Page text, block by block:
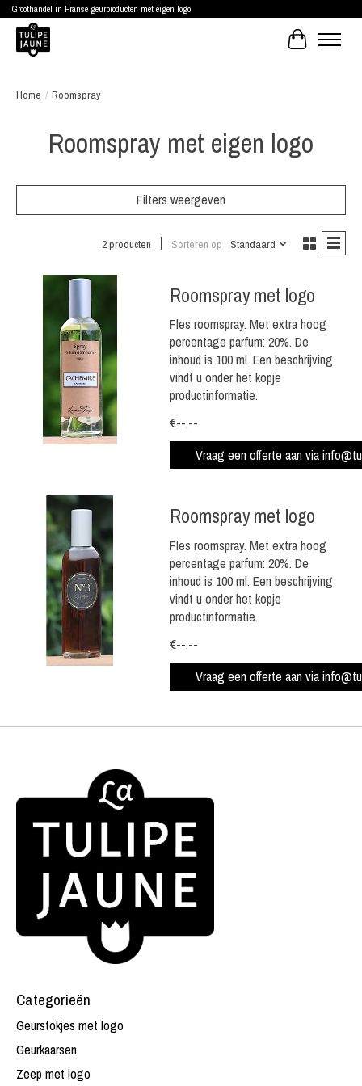
Groothandel in Franse geurproducten met eigen logo
Winkelwagen
Home / Roomspray
Roomspray met eigen logo
Filters weergeven
2 producten Sorteren op Standaard
Roomspray met logo
Fles roomspray. Met extra hoog
percentage parfum: 20%. De
inhoud is 100 ml. Een beschrijving
vindt u onder het kopje
productinformatie.
€--,--
Vraag een offerte aan via
Roomspray met logo
Fles roomspray. Met extra hoog
percentage parfum: 20%. De
inhoud is 100 ml. Een beschrijving
vindt u onder het kopje
productinformatie.
€--,--
Vraag een offerte aan via
Categorieën
Geurstokjes met logo
Geurkaarsen
Zeep met logo